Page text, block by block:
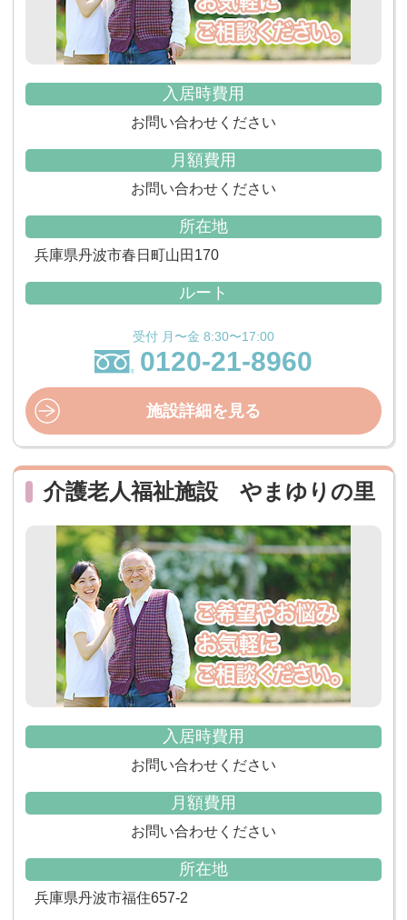
入居時費用
お問い合わせください
月額費用
お問い合わせください
所在地
兵庫県丹波市春日町山田170
ルート
受付 月〜金 8:30〜17:00
0120-21-8960
施設詳細を見る
介護老人福祉施設 やまゆりの里
入居時費用
お問い合わせください
月額費用
お問い合わせください
所在地
兵庫県丹波市福住657-2